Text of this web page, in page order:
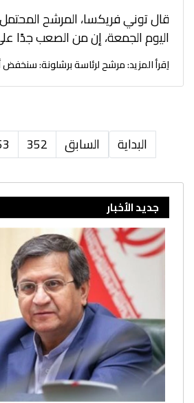
قال توني فريكسا، المرشح المحتمل
اليوم الجمعة، إن من الصعب جدًا على
اِقرأ المزيد: مرشح لرئاسة برشلونة:
البداية السابق 352
جديد الأخبار